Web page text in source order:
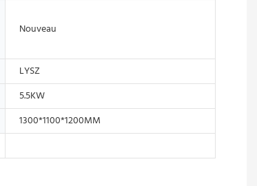
Nouveau
LYSZ
5.5KW
1300*1100*1200MM